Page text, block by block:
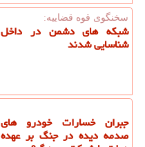
سخنگوی قوه قضاییه:
شبکه های دشمن در داخل
شناسایی شدند
جبران خسارات خودرو های
صدمه دیده در جنگ بر عهده